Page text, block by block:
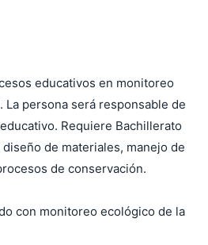
educativos en monitoreo
persona será responsable de
Requiere Bachillerato
de materiales, manejo de
de conservación.
con monitoreo ecológico de la